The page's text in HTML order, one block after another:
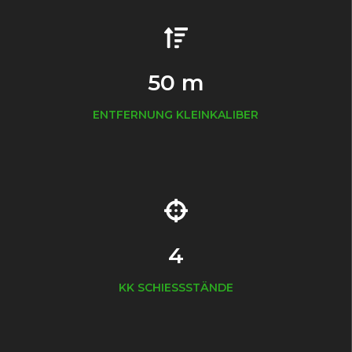
50 m
ENTFERNUNG KLEINKALIBER
4
KK SCHIESSSTÄNDE